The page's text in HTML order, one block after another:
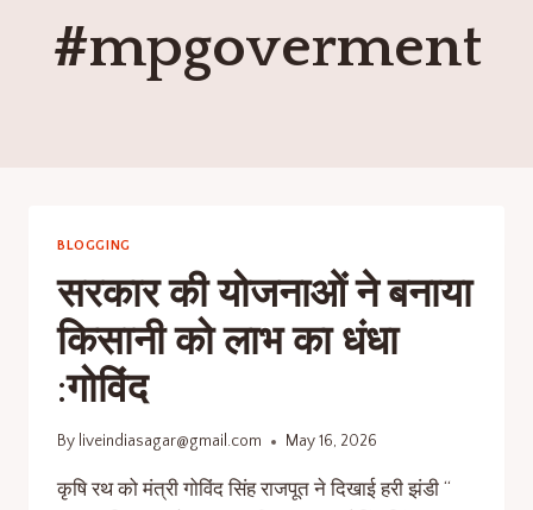
#mpgoverment
BLOGGING
सरकार की योजनाओं ने बनाया
किसानी को लाभ का धंधा
:गोविंद
By liveindiasagar@gmail.com May 16, 2026
कृषि रथ को मंत्री गोविंद सिंह राजपूत ने दिखाई हरी झंडी “